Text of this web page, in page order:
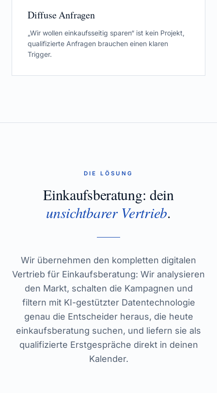
Diffuse Anfragen
„Wir wollen einkaufsseitig sparen“ ist kein Projekt,
qualifizierte Anfragen brauchen einen klaren
Trigger.
DIE LÖSUNG
Einkaufsberatung: dein
unsichtbarer Vertrieb.
Wir übernehmen den kompletten digitalen
Vertrieb für Einkaufsberatung: Wir analysieren
den Markt, schalten die Kampagnen und
filtern mit KI-gestützter Datentechnologie
genau die Entscheider heraus, die heute
einkaufsberatung suchen, und liefern sie als
qualifizierte Erstgespräche direkt in deinen
Kalender.